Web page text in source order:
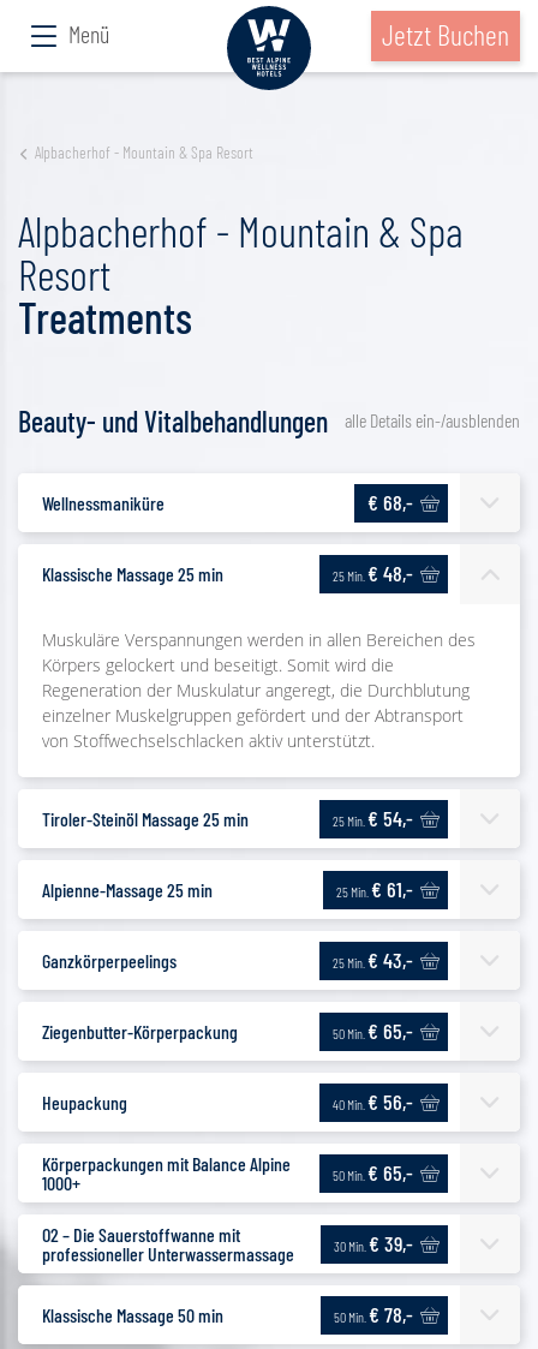
Menü Jetzt Buchen
Alpbacherhof - Mountain & Spa Resort
Alpbacherhof - Mountain & Spa
Resort
Treatments
alle Details ein-/ausblenden
Beauty- und Vitalbehandlungen
Wellnessmaniküre € 68,-
Klassische Massage 25 min 25 Min. € 48,-
Muskuläre Verspannungen werden in allen Bereichen des
Körpers gelockert und beseitigt. Somit wird die
Regeneration der Muskulatur angeregt, die Durchblutung
einzelner Muskelgruppen gefördert und der Abtransport
von Stoffwechselschlacken aktiv unterstützt.
Tiroler-Steinöl Massage 25 min 25 Min. € 54,-
Alpienne-Massage 25 min 25 Min. € 61,-
Ganzkörperpeelings 25 Min. € 43,-
Ziegenbutter-Körperpackung 50 Min. € 65,-
Heupackung 40 Min. € 56,-
Körperpackungen mit Balance Alpine
1000+
50 Min. € 65,-
O2 – Die Sauerstoffwanne mit
professioneller Unterwassermassage
30 Min. € 39,-
Klassische Massage 50 min 50 Min. € 78,-